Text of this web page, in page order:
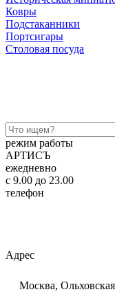
Ковры
Подстаканники
Портсигары
Столовая посуда
режим работы
АРТИСЪ
ежедневно
c 9.00 до 23.00
телефон
Адрес
Москва,